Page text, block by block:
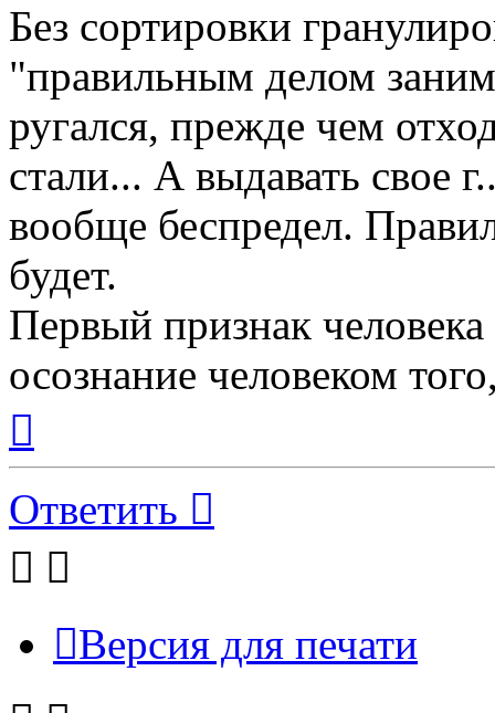
Без сортировки
"правильным делом
ругался, прежде чем
стали... А выдавать свое
вообще беспредел.
будет.
Первый признак
осознание человеком
началу
Ответить
Версия для печати